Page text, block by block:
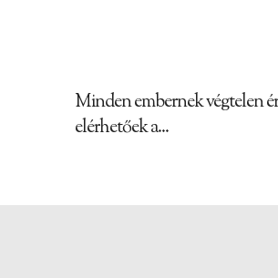
Minden embernek végtelen
elérhetőek a...